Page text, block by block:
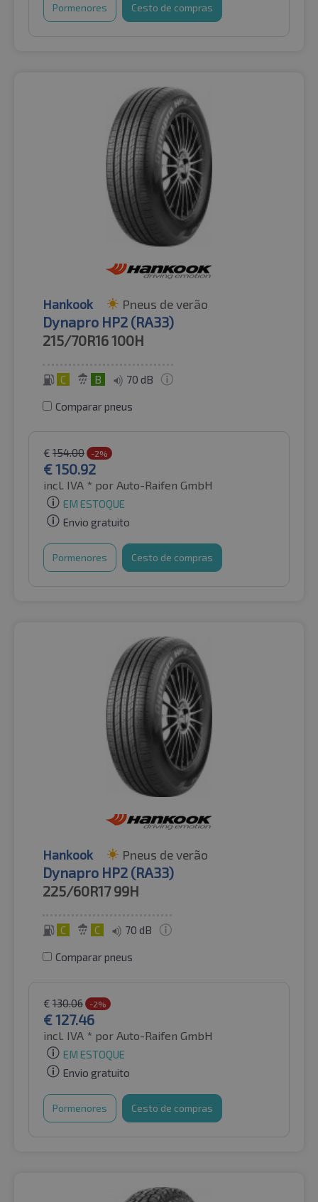
Pormenores Cesto de compras
Hankook Pneus de verão
Dynapro HP2 (RA33)
215/70R16100H
C B 70 dB
Comparar pneus
€ 154.00 -2%
€150.92
incl. IVA * por Auto-Raifen GmbH
EM ESTOQUE
Envio gratuito
Pormenores Cesto de compras
Hankook Pneus de verão
Dynapro HP2 (RA33)
225/60R17 99H
C C 70 dB
Comparar pneus
€ 130.06 -2%
€127.46
incl. IVA * por Auto-Raifen GmbH
EM ESTOQUE
Envio gratuito
Pormenores Cesto de compras